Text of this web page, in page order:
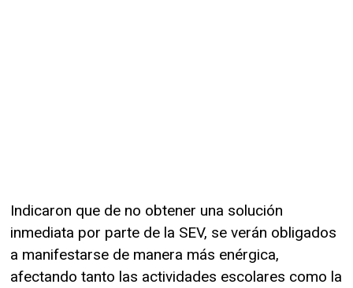
Indicaron que de no obtener una solución
inmediata por parte de la SEV, se verán obligados
a manifestarse de manera más enérgica,
afectando tanto las actividades escolares como la